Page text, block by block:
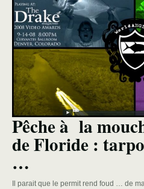
Pêche à la
de Floride :
…
Il parait que le permit rend foud … de